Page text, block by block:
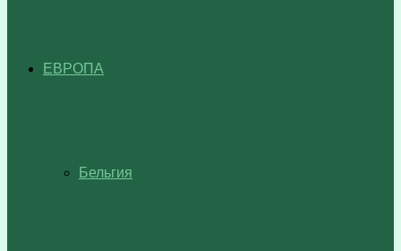
ЕВРОПА
Бельгия